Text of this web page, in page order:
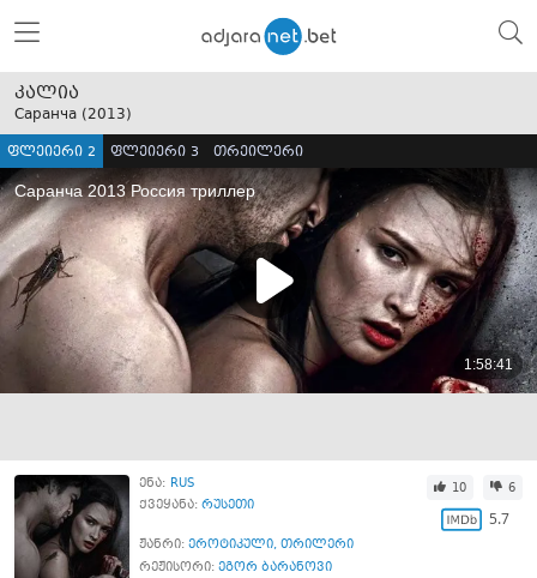
კალია
Саранча (2013)
ფლეიერი 2 ფლეიერი 3 თრეილერი
ენა: RUS
ქვეყანა: რუსეთი
10 6
5.7
ჟანრი: ეროტიკული, თრილერი
რეჟისორი: ეგორ ბარანოვი